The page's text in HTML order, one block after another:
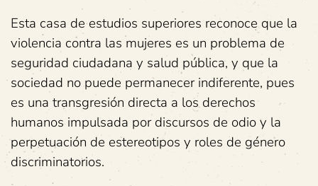
Esta casa de estudios superiores reconoce que la
violencia contra las mujeres es un problema de
seguridad ciudadana y salud pública, y que la
sociedad no puede permanecer indiferente, pues
es una transgresión directa a los derechos
humanos impulsada por discursos de odio y la
perpetuación de estereotipos y roles de género
discriminatorios.